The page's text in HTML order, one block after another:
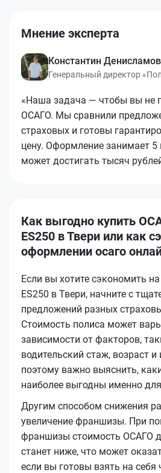
Мнение эксперта
Константин Денисламов
Генеральный директор
«Наша задача — чтобы вы не
ОСАГО. Мы сравнили
страховых и готовы
цену. Оформление занимает
может достигать тысяч
Как выгодно купить
ES250 в Твери или как
оформлении осаго
Если вы хотите сэкономить
ES250 в Твери, начните с
предложений разных
Стоимость полиса может
зависимости от факторов,
водительский стаж, возраст и
поэтому важно выяснить,
наиболее выгодны именно
Другим способом снижения
увеличение франшизы. При
франшизы стоимость ОСАГО
станет ниже, что может
если вы готовы взять на себя